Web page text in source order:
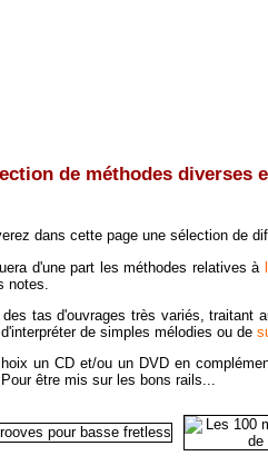
de méthodes diverses
dans cette page une sélection de
d'une part les méthodes relatives à
notes.
des tas d'ouvrages très variés, traitant
, d'interpréter de simples mélodies ou de
un CD et/ou un DVD en
être mis sur les bons rails...